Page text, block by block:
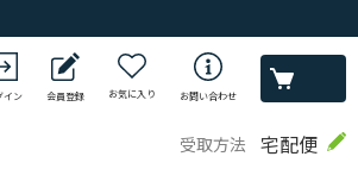
イン 会員登録 お気に入り お問い合わせ
受取方法 宅配便